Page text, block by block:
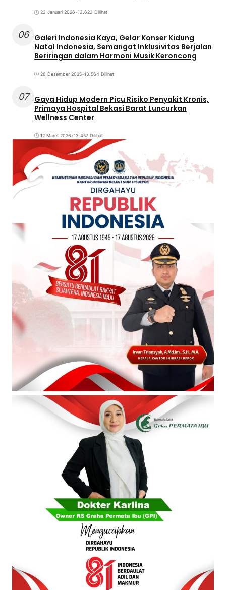
23 Januari 2026•13.623 Dilihat
06 Galeri Indonesia Kaya, Gelar Konser Kidung
Natal Indonesia, Semangat Inklusivitas Berjalan
Beriringan dalam Harmoni Musik Keroncong
28 Desember 2025•13.564 Dilihat
07
Gaya Hidup Modern Picu Risiko Penyakit Kronis,
Primaya Hospital Bekasi Barat Luncurkan
Wellness Center
12 Maret 2026•13.457 Dilihat